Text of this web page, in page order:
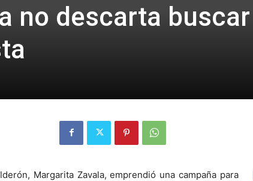
no descarta
Margarita Zavala, emprendió una campaña para